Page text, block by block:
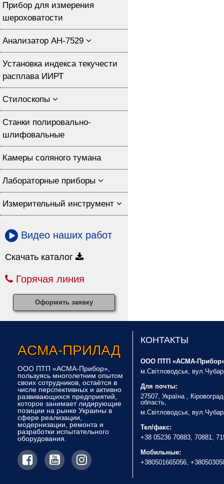
Прибор для измерения
шероховатости
Анализатор АН-7529
Установка индекса текучести
расплава ИИРТ
Стилоскопы
Станки полировально-
шлифовальные
Камеры соляного тумана
Лабораторные приборы
Измерительный инструмент
Видео наших работ
Скачать каталог
Горячая линия
Оформить заявку
Асма-Прилад
ООО ПТП «АСМА-Прибор»,
пользуясь многолетним опытом
своих сотрудников, остаётся в
числе перспективных и активно
развивающихся предприятий,
которое занимает лидирующие
позиции на рынке Украины в
сфере реализации,
модернизации, ремонта и
разработки испытательного
оборудования.
КОНТАКТЫ
ООО ПТП «АСМА-
м.Світловодськ,
Для почты:
27507, Україна ,
область,
м.Світловодськ,
Тел/факс:
+38 05236 70883, 70881,
Мобильные:
+380501665056,